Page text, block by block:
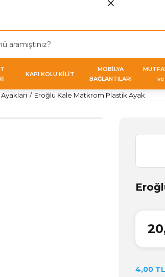
KAPI KOLU KİLİT
MOBİLYA
BAĞLANTILARI
ve
Eroğlu Kale Matkrom Plastik Ayak
4,00 TL